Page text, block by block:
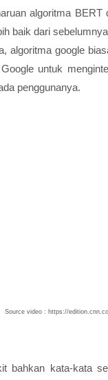
algoritma
baik dari
algoritma google
untuk
penggunanya.
Source video : https://
bahkan kata-kata